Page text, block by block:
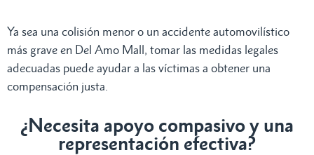
Ya sea una colisión menor o un accidente automovilístico
más grave en Del Amo Mall, tomar las medidas legales
adecuadas puede ayudar a las víctimas a obtener una
compensación justa.
¿Necesita apoyo compasivo y una
representación efectiva?